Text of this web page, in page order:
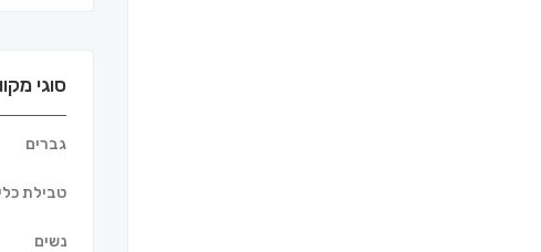
סוגי
גברים
טבילת
נשים